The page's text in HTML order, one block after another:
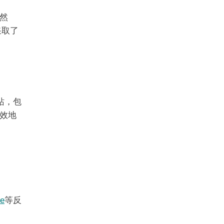
了
，包
地
等反